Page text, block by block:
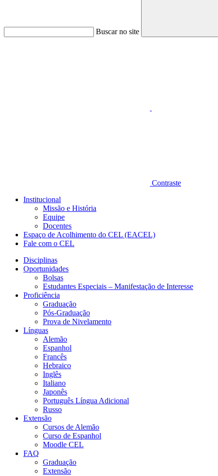
Buscar no site
Contraste
Institucional
Missão e História
Equipe
Docentes
Espaço de Acolhimento do CEL (EACEL)
Fale com o CEL
Disciplinas
Oportunidades
Bolsas
Estudantes Especiais – Manifestação de Interesse
Proficiência
Graduação
Pós-Graduação
Prova de Nivelamento
Línguas
Alemão
Espanhol
Francês
Hebraico
Inglês
Italiano
Japonês
Português Língua Adicional
Russo
Extensão
Cursos de Alemão
Curso de Espanhol
Moodle CEL
FAQ
Graduação
Extensão